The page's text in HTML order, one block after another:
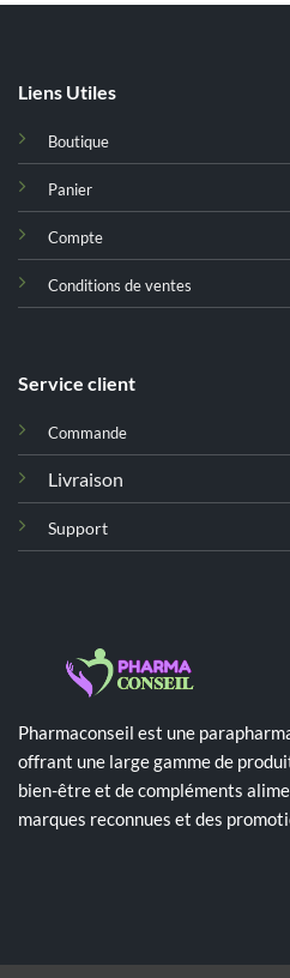
Liens Utiles
Boutique
Panier
Compte
Conditions de ventes
Service client
Commande
Livraison
Support
Pharmaconseil est une
offrant une large gamme de
bien-être et de compléments
marques reconnues et des